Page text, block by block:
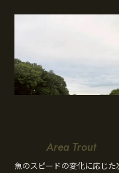
Area Trout
魚のスピードの変化に応じた